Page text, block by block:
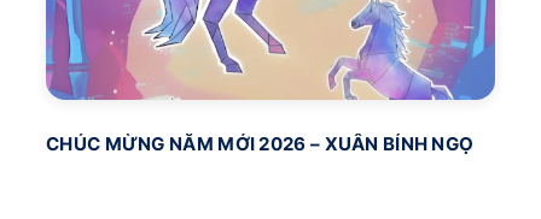
CHÚC MỪNG NĂM MỚI 2026 – XUÂN BÍNH NGỌ